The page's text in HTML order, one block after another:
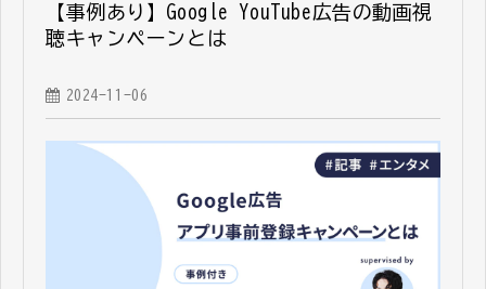
【事例あり】Google YouTube広告の動画視
聴キャンペーンとは
2024-11-06